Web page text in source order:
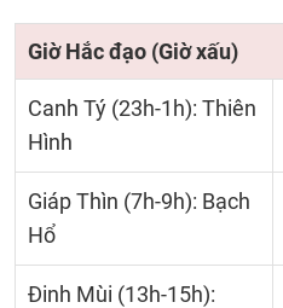
Giờ Hắc đạo (Giờ xấu)
Canh Tý (23h-1h): Thiên
Hình
Giáp Thìn (7h-9h): Bạch
Hổ
Đinh Mùi (13h-15h):